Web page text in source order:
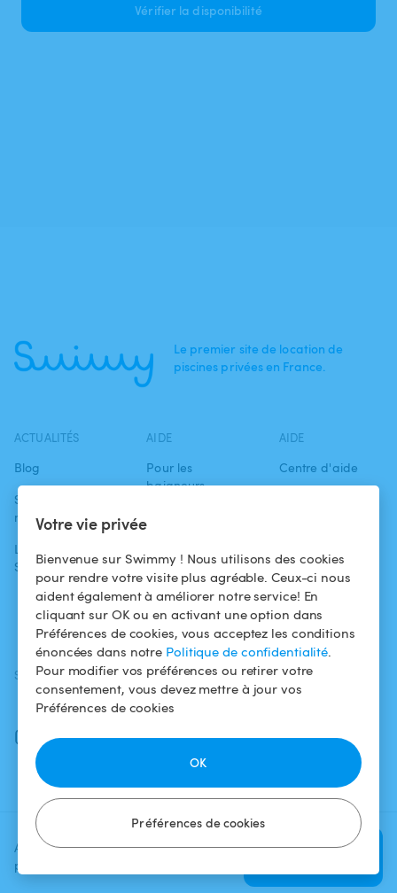
Votre vie privée
Bienvenue sur Swimmy ! Nous utilisons des cookies
pour rendre votre visite plus agréable. Ceux-ci nous
aident également à améliorer notre service! En
cliquant sur OK ou en activant une option dans
Préférences de cookies, vous acceptez les conditions
énoncées dans notre Politique de confidentialité.
Pour modifier vos préférences ou retirer votre
consentement, vous devez mettre à jour vos
Préférences de cookies
Préférences de cookies
OK
Ajoutez une date et un créneau
pour voir le prix
Vérifier la
Vérifier la disponibilité
Le premier site de location de
piscines privées en France.
ACTUALITÉS
Blog
Swimmy dans les
médias
L'aventure
Swimmy
AIDE
Pour les
baigneurs
Louer ma piscine
Comment ça
marche ?
AIDE
Centre d'aide
confidentialité
Mentions légales
SUIVEZ-NOUS
Facebook
Instagram
TÉLÉCHARGEZ L'APP